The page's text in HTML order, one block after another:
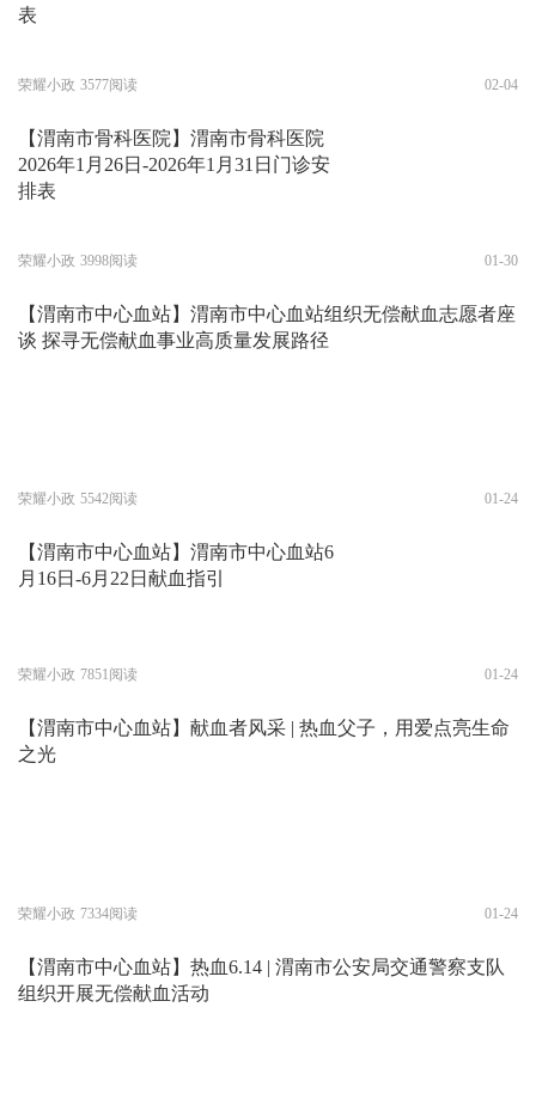
表
荣耀小政 3577阅读 02-04
【渭南市骨科医院】渭南市骨科医院
2026年1月26日-2026年1月31日门诊安
排表
荣耀小政 3998阅读 01-30
【渭南市中心血站】渭南市中心血站组织无偿献血志愿者座
谈 探寻无偿献血事业高质量发展路径
荣耀小政 5542阅读 01-24
【渭南市中心血站】渭南市中心血站6
月16日-6月22日献血指引
荣耀小政 7851阅读 01-24
【渭南市中心血站】献血者风采 | 热血父子，用爱点亮生命
之光
荣耀小政 7334阅读 01-24
【渭南市中心血站】热血6.14 | 渭南市公安局交通警察支队
组织开展无偿献血活动